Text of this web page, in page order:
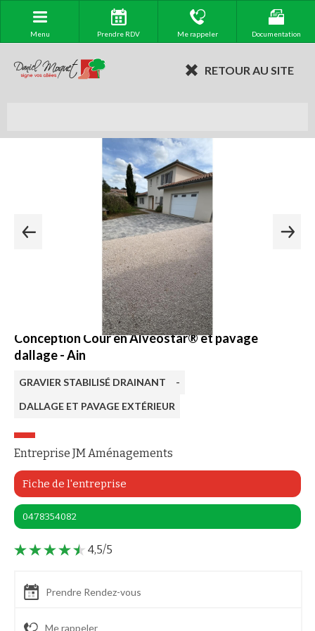
Menu Prendre RDV Me rappeler Documentation
RETOUR AU SITE
Conception Cour en Alvéostar® et pavage
dallage - Ain
GRAVIER STABILISÉ DRAINANT
-
DALLAGE ET PAVAGE EXTÉRIEUR
Entreprise JM Aménagements
Fiche de l'entreprise
0478354082
4,5/5
Prendre Rendez-vous
Me rappeler